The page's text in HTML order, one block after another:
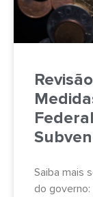
Saiba mais
do